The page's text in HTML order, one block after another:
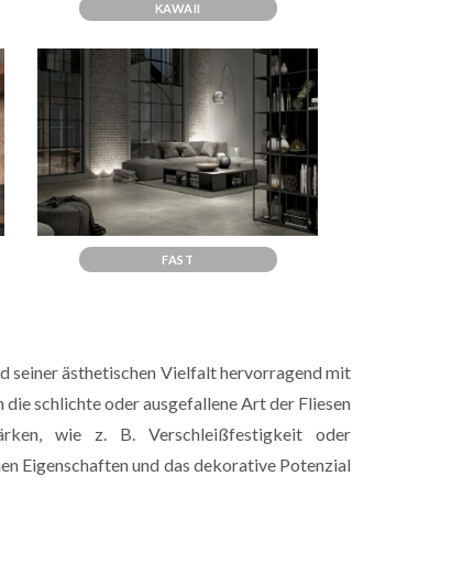
KAWAII
FAST
seiner ästhetischen Vielfalt hervorragend mit
schlichte oder ausgefallene Art der Fliesen
wie z. B. Verschleißfestigkeit oder
Eigenschaften und das dekorative Potenzial